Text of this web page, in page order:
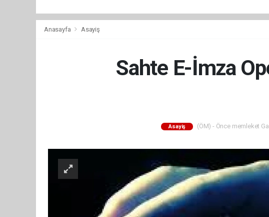
Anasayfa Asayiş
Sahte E-İmza
Asayiş (ÖM) - Önce memleket